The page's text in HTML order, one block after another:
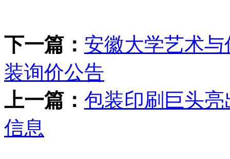
下一篇： 安徽大学艺术
装询价公告
上一篇： 包装印刷巨头
信息